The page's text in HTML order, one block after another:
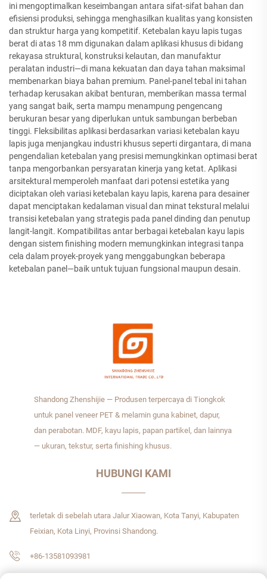
ini mengoptimalkan keseimbangan antara sifat-sifat bahan dan
efisiensi produksi, sehingga menghasilkan kualitas yang konsisten
dan struktur harga yang kompetitif. Ketebalan kayu lapis tugas
berat di atas 18 mm digunakan dalam aplikasi khusus di bidang
rekayasa struktural, konstruksi kelautan, dan manufaktur
peralatan industri—di mana kekuatan dan daya tahan maksimal
membenarkan biaya bahan premium. Panel-panel tebal ini tahan
terhadap kerusakan akibat benturan, memberikan massa termal
yang sangat baik, serta mampu menampung pengencang
berukuran besar yang diperlukan untuk sambungan berbeban
tinggi. Fleksibilitas aplikasi berdasarkan variasi ketebalan kayu
lapis juga menjangkau industri khusus seperti dirgantara, di mana
pengendalian ketebalan yang presisi memungkinkan optimasi berat
tanpa mengorbankan persyaratan kinerja yang ketat. Aplikasi
arsitektural memperoleh manfaat dari potensi estetika yang
diciptakan oleh variasi ketebalan kayu lapis, karena para desainer
dapat menciptakan kedalaman visual dan minat tekstural melalui
transisi ketebalan yang strategis pada panel dinding dan penutup
langit-langit. Kompatibilitas antar berbagai ketebalan kayu lapis
dengan sistem finishing modern memungkinkan integrasi tanpa
cela dalam proyek-proyek yang menggabungkan beberapa
ketebalan panel—baik untuk tujuan fungsional maupun desain.
Shandong Zhenshijie — Produsen terpercaya di Tiongkok
untuk panel veneer PET & melamin guna kabinet, dapur,
dan perabotan. MDF, kayu lapis, papan partikel, dan lainnya
— ukuran, tekstur, serta finishing khusus.
HUBUNGI KAMI
terletak di sebelah utara Jalur Xiaowan, Kota Tanyi, Kabupaten
Feixian, Kota Linyi, Provinsi Shandong.
+86-13581093981